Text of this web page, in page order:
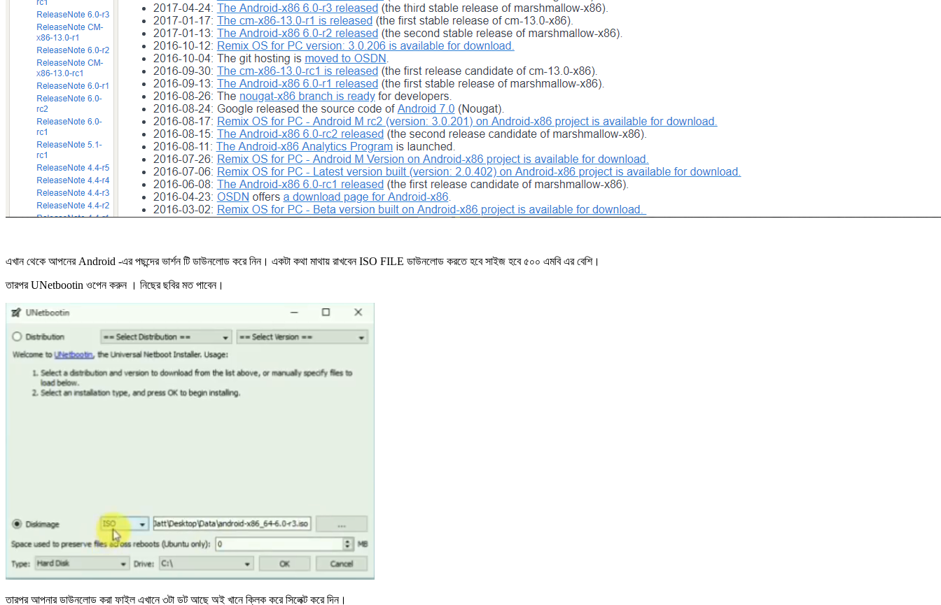
এখান থেকে আপনের Android -এর পছন্দের ভার্শন টি ডাউনলোড করে নিন। একটা কথা মাথায় রাখবেন ISO FILE ডাউনলোড করতে হবে সাইজ হবে ৫০০ এমবি এর বেশি।
তারপর UNetbootin ওপেন করুন । নিছের ছবির মত পাবেন।
তারপর আপনার ডাউনলোড করা ফাইল এখানে ৩টা ডট আছে অই খানে ক্লিক করে সিলেক্ট করে দিন।